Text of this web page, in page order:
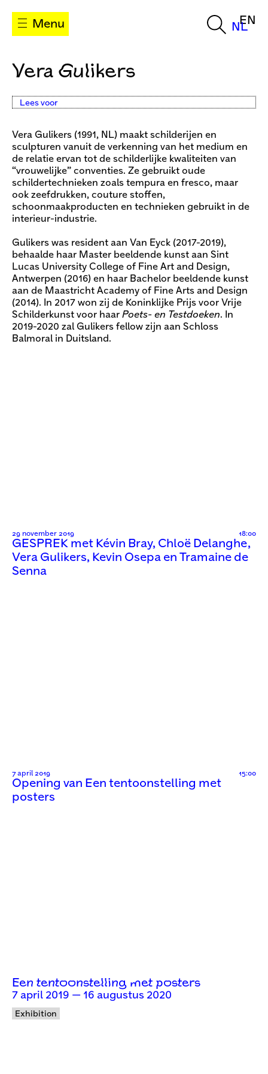
Menu NL
EN
Vera Gulikers
Lees voor
Vera Gulikers (1991, NL) maakt schilderijen en
sculpturen vanuit de verkenning van het medium en
de relatie ervan tot de schilderlijke kwaliteiten van
“vrouwelijke” conventies. Ze gebruikt oude
schildertechnieken zoals tempura en fresco, maar
ook zeefdrukken, couture stoffen,
schoonmaakproducten en technieken gebruikt in de
interieur-industrie.
Gulikers was resident aan Van Eyck (2017-2019),
behaalde haar Master beeldende kunst aan Sint
Lucas University College of Fine Art and Design,
Antwerpen (2016) en haar Bachelor beeldende kunst
aan de Maastricht Academy of Fine Arts and Design
(2014). In 2017 won zij de Koninklijke Prijs voor Vrije
Schilderkunst voor haar Poets- en Testdoeken. In
2019-2020 zal Gulikers fellow zijn aan Schloss
Balmoral in Duitsland.
29 november 2019 18:00
GESPREK met Kévin Bray, Chloë Delanghe,
Vera Gulikers, Kevin Osepa en Tramaine de
Senna
7 april 2019 15:00
Opening van Een tentoonstelling met
posters
Een tentoonstelling met posters
7 april 2019 — 16 augustus 2020
Exhibition